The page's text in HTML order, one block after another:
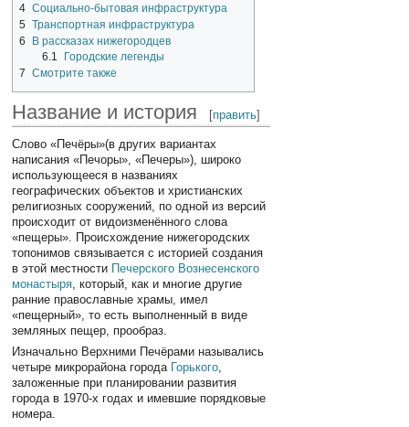
4 Социально-бытовая инфраструктура
5 Транспортная инфраструктура
6
В рассказах нижегородцев
6.1
Городские легенды
7
Смотрите также
Название и история [править]
Слово «Печёры»(в других вариантах
написания «Печоры», «Печеры»), широко
использующееся в названиях
географических объектов и христианских
религиозных сооружений, по одной из версий
происходит от видоизменённого слова
«пещеры». Происхождение нижегородских
топонимов связывается с историей создания
в этой местности Печерского Вознесенского
монастыря , который, как и многие другие
ранние православные храмы, имел
«пещерный», то есть выполненный в виде
земляных пещер, прообраз.
Изначально Верхними Печёрами назывались
четыре микрорайона города Горького,
заложенные при планировании развития
города в 1970-х годах и имевшие порядковые
номера.